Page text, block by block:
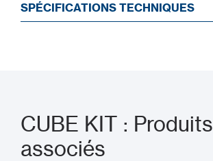
SPÉCIFICATIONS TECHNIQUES
CUBE KIT : Produits
associés